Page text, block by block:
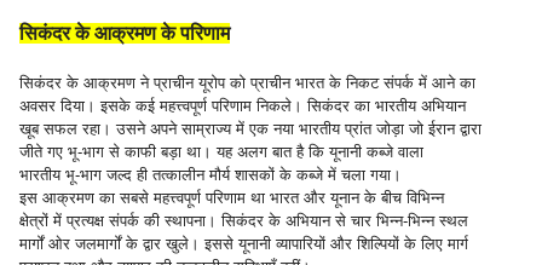
सिकंदर के आक्रमण के परिणाम
सिकंदर के आक्रमण ने प्राचीन यूरोप को प्राचीन भारत के निकट संपर्क में आने का
अवसर दिया। इसके कई महत्त्वपूर्ण परिणाम निकले। सिकंदर का भारतीय अभियान
खूब सफल रहा। उसने अपने साम्राज्य में एक नया भारतीय प्रांत जोड़ा जो ईरान द्वारा
जीते गए भू-भाग से काफी बड़ा था। यह अलग बात है कि यूनानी कब्जे वाला
भारतीय भू-भाग जल्द ही तत्कालीन मौर्य शासकों के कब्जे में चला गया।
इस आक्रमण का सबसे महत्त्वपूर्ण परिणाम था भारत और यूनान के बीच विभिन्न
क्षेत्रों में प्रत्यक्ष संपर्क की स्थापना। सिकंदर के अभियान से चार भिन्न-भिन्न स्थल
मार्गों ओर जलमार्गों के द्वार खुले। इससे यूनानी व्यापारियों और शिल्पियों के लिए मार्ग